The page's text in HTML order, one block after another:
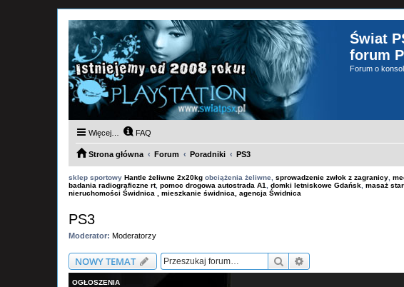
Świat
forum
Forum o
Więcej… FAQ
Strona główna Forum Poradniki PS3
sklep sportowy Hantle żeliwne 2x20kg obciążenia żeliwne, sprowadzenie zwłok z zagranicy
badania radiograficzne rt, pomoc drogowa autostrada A1 domki letniskowe Gdańsk masaż
nieruchomości Świdnica , mieszkanie świdnica, agencja Świdnica
PS3
Moderator: Moderatorzy
NOWY TEMAT Szukaj
OGŁOSZENIA